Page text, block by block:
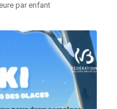
par enfant